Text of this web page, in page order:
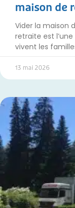
maison de
Vider la maison
retraite est
vivent les
13 mai 2026